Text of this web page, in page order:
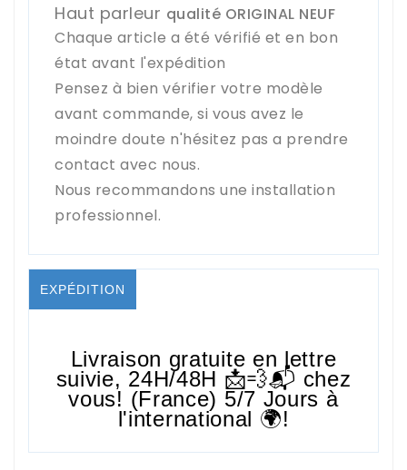
Haut parleur qualité ORIGINAL NEUF
Chaque article a été vérifié et en bon
état avant l'expédition
Pensez à bien vérifier votre modèle
avant commande, si vous avez le
moindre doute n'hésitez pas a prendre
contact avec nous.
Nous recommandons une installation
professionnel.
EXPÉDITION
Livraison gratuite en lettre
suivie, 24H/48H 📩💨📬 chez
vous! (France) 5/7 Jours à
l'international 🌍!